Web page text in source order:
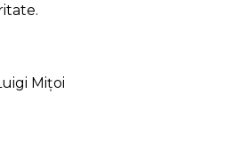
Mițoi